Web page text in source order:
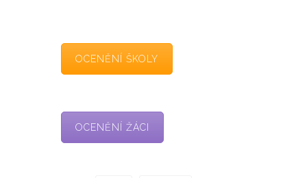
OCENĚNÍ ŠKOLY
OCENĚNÍ ŽÁCI